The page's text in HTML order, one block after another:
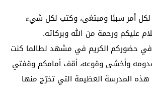
لكل أمر سببًا ومبتغى، وكتب لكل شيء
عليكم ورحمة من الله وبركاته.
في حضوركم الكريم في مشهد لطالما كنت
قدومه وأخشى وقوعه، أقف أمامكم وقفتي
المدرسة العظيمة التي تخرّج منها